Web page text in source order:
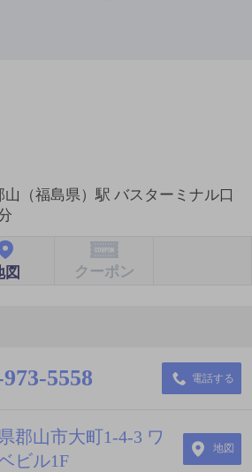
山（福島県）駅 バスターミナル口
図 クーポン
5558 電話する
郡山市大町1-4-3 ワ
ビル1F
地図